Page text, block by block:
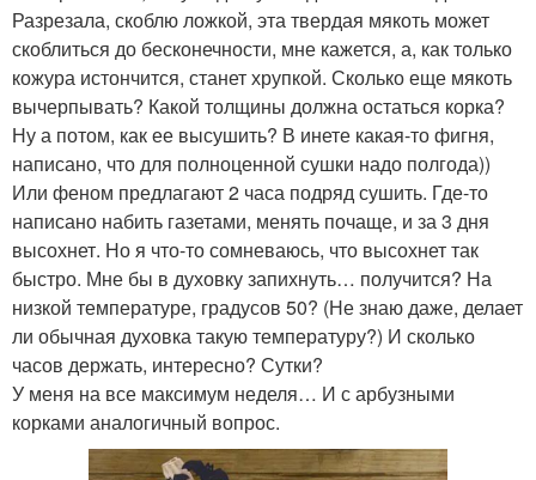
Разрезала, скоблю ложкой, эта твердая мякоть может
скоблиться до бесконечности, мне кажется, а, как только
кожура истончится, станет хрупкой. Сколько еще мякоть
вычерпывать? Какой толщины должна остаться корка?
Ну а потом, как ее высушить? В инете какая-то фигня,
написано, что для полноценной сушки надо полгода))
Или феном предлагают 2 часа подряд сушить. Где-то
написано набить газетами, менять почаще, и за 3 дня
высохнет. Но я что-то сомневаюсь, что высохнет так
быстро. Мне бы в духовку запихнуть… получится? На
низкой температуре, градусов 50? (Не знаю даже, делает
ли обычная духовка такую температуру?) И сколько
часов держать, интересно? Сутки?
У меня на все максимум неделя… И с арбузными
корками аналогичный вопрос.